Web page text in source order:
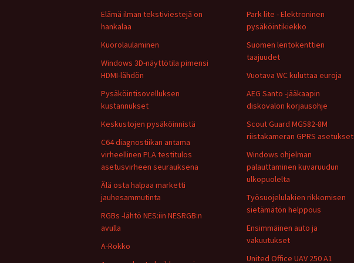
Elämä ilman tekstiviestejä on
hankalaa
Kuorolaulaminen
Windows 3D-näyttötila pimensi
HDMI-lähdön
Pysäköintisovelluksen
kustannukset
Keskustojen pysäköinnistä
C64 diagnostiikan antama
virheellinen PLA testitulos
asetusvirheen seurauksena
Älä osta halpaa marketti
jauhesammutinta
RGBs -lähtö NES:iin NESRGB:n
avulla
A-Rokko
Park lite - Elektroninen
pysäköintikiekko
Suomen lentokenttien
taajuudet
Vuotava WC kuluttaa euroja
AEG Santo -jääkaapin
diskovalon korjausohje
Scout Guard MG582-8M
riistakameran GPRS asetukset
Windows ohjelman
palauttaminen kuvaruudun
ulkopuolelta
Työsuojelulakien rikkomisen
sietämätön helppous
Ensimmäinen auto ja
vakuutukset
United Office UAV 250 A1